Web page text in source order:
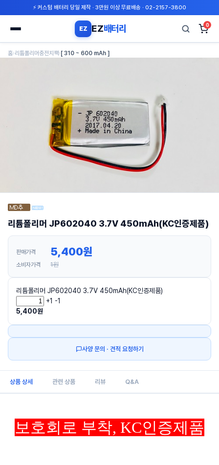
⚡ 커스텀 배터리 당일 제작 · 3만원 이상 무료배송 · 02-2157-3800
EZ EZ배터리 0
색
홈›리튬폴리머충전지팩› [ 310 ~ 600 mAh ]
리튬폴리머 JP602040 3.7V 450mAh(KC인증제품)
판매가격 5,400원
소비자가격 1원
리튬폴리머 JP602040 3.7V 450mAh(KC인증제품)
+1 -1
5,400원
사양 문의 · 견적 요청하기
상품 상세 관련 상품 리뷰 Q&A
보호회로 부착, KC인증제품